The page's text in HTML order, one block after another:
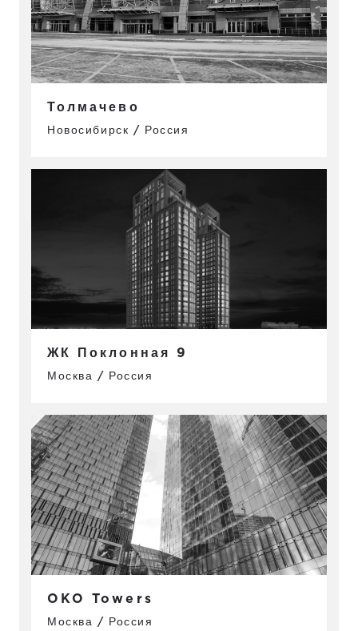
Толмачево
Новосибирск / Россия
ЖК Поклонная 9
Москва / Россия
OKO Towers
Москва / Россия